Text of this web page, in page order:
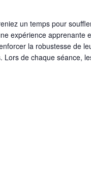
un temps pour
expérience apprenante
la robustesse de
Lors de chaque séance,